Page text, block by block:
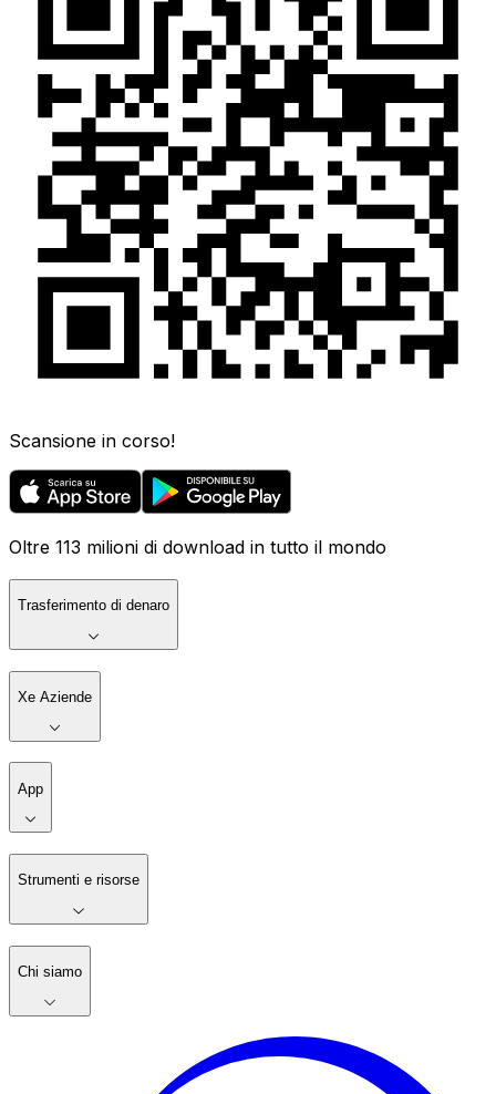
Scansione in corso!
Oltre 113 milioni di download in tutto il mondo
Trasferimento di denaro
Xe Aziende
App
Strumenti e risorse
Chi siamo